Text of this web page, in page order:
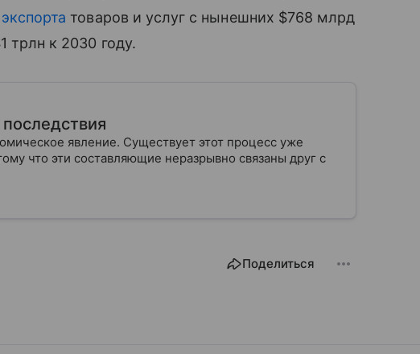
экспорта товаров и услуг с нынешних $768 млрд
трлн к 2030 году.
явление. Существует этот процесс уже
что эти составляющие неразрывно связаны друг с
Поделиться